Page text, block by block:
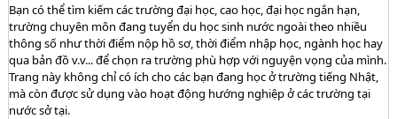
Bạn có thể tìm kiếm các trường đại học, cao học, đại học ngắn hạn,
trường chuyên môn đang tuyển du học sinh nước ngoài theo nhiều
thông số như thời điểm nộp hồ sơ, thời điểm nhập học, ngành học hay
qua bản đồ v.v... để chọn ra trường phù hợp với nguyện vọng của mình.
Trang này không chỉ có ích cho các bạn đang học ở trường tiếng Nhật,
mà còn được sử dụng vào hoạt động hướng nghiệp ở các trường tại
nước sở tại.